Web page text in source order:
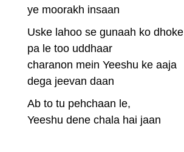
ye moorakh insaan
Uske lahoo se gunaah ko dhoke
pa le too uddhaar
charanon mein Yeeshu ke aaja
dega jeevan daan
Ab to tu pehchaan le,
Yeeshu dene chala hai jaan